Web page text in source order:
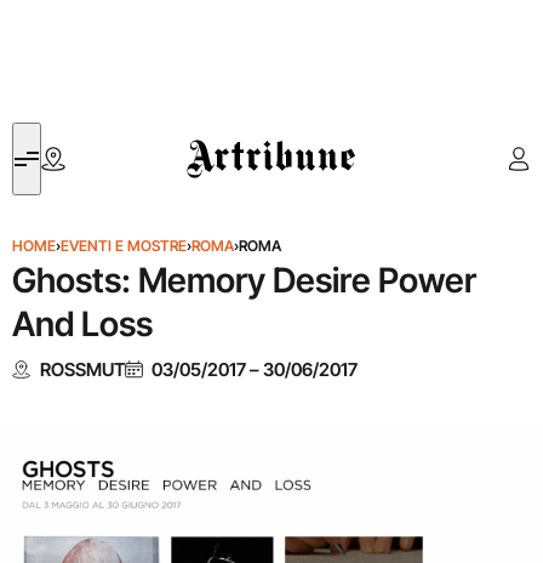
Artribune
HOME›EVENTI E MOSTRE›ROMA›ROMA
Ghosts: Memory Desire Power
And Loss
ROSSMUT 03/05/2017–30/06/2017